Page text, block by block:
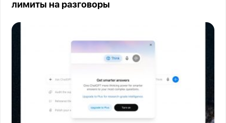
лимиты на разговоры